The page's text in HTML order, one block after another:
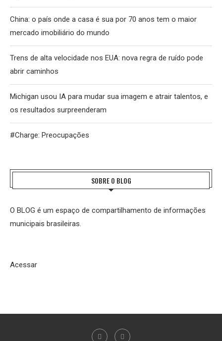
China: o país onde a casa é sua por 70 anos tem o maior
mercado imobiliário do mundo
Trens de alta velocidade nos EUA: nova regra de ruído pode
abrir caminhos
Michigan usou IA para mudar sua imagem e atrair talentos, e
os resultados surpreenderam
#Charge: Preocupações
SOBRE O BLOG
O BLOG é um espaço de compartilhamento de informações
municipais brasileiras.
Acessar